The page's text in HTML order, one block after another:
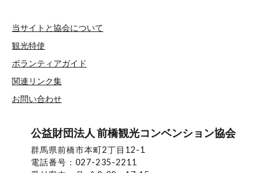
当サイトと協会について
観光特使
ボランティアガイド
関連リンク集
お問い合わせ
公益財団法人 前橋観光コンベンション協会
群馬県前橋市本町2丁目12-1
電話番号：027-235-2211